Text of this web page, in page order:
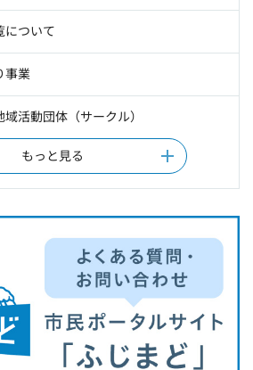
について
事業
活動団体（サークル）
もっと見る